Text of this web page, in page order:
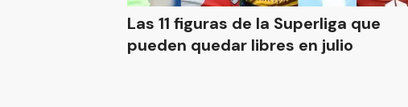
Las 11 figuras de la Superliga que
pueden quedar libres en julio